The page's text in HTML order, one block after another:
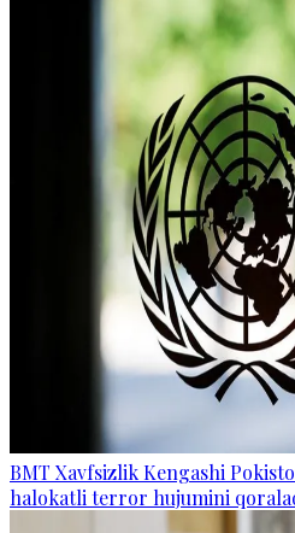
BMT Xavfsizlik Kengashi
halokatli terror hujumini